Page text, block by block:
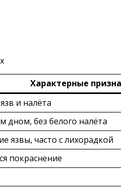
Характерные
и налёта
дном, без белого налёта
язвы, часто с лихорадкой
покраснение